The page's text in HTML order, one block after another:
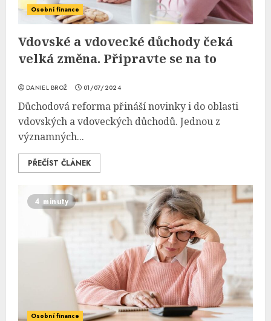
Osobní finance
Vdovské a vdovecké důchody čeká
velká změna. Připravte se na to
DANIEL BROŽ 01/07/2024
Důchodová reforma přináší novinky i do oblasti
vdovských a vdoveckých důchodů. Jednou z
významných...
PŘEČÍST ČLÁNEK
4 minuty
Osobní finance